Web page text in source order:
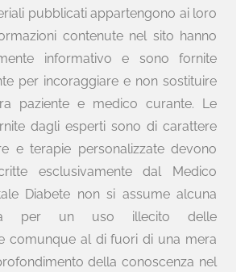
pubblicati appartengono ai loro
contenute nel sito hanno
informativo e sono fornite
per incoraggiare e non sostituire
paziente e medico curante. Le
dagli esperti sono di carattere
e terapie personalizzate devono
esclusivamente dal Medico
Diabete non si assume alcuna
per un uso illecito delle
comunque al di fuori di una mera
della conoscenza nel